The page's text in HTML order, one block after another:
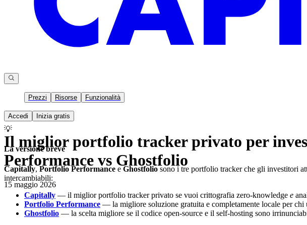
Prezzi Risorse Funzionalità
Accedi Inizia gratis
Il miglior portfolio tracker privato per
Performance vs Ghostfolio
15 maggio 2026
💡
La versione breve
Capitally, Portfolio Performance e Ghostfolio sono i tre portfolio tracker che gli investitori
intercambiabili:
Capitally — il miglior portfolio tracker privato se vuoi crittografia zero-knowledge e
Portfolio Performance — la migliore soluzione gratuita e completamente locale per
Ghostfolio — la scelta migliore se il codice open-source e il self-hosting sono